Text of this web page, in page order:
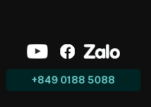
+849 0188 5088